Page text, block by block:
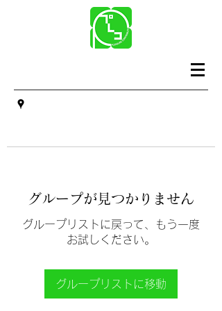
グループが見つかりません
グループリストに戻って、もう一度
お試しください。
グループリストに移動